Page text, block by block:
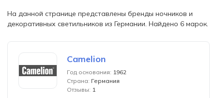
На данной странице представлены бренды ночников и
декоративных светильников из Германии. Найдено 6 марок.
Camelion
Год основания: 1962
Страна: Германия
Отзывы: 1